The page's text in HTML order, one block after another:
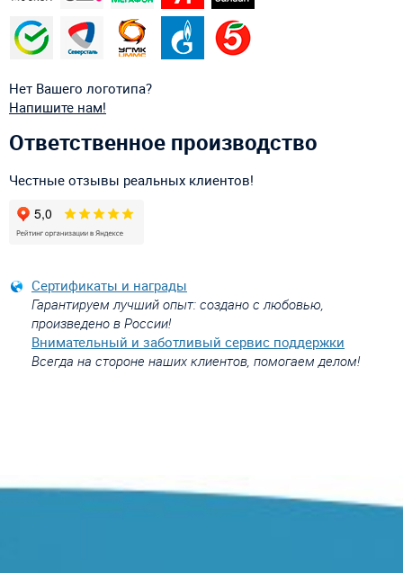
Нет Вашего логотипа?
Напишите нам!
Ответственное производство
Честные отзывы реальных клиентов!
Сертификаты и награды
Гарантируем лучший опыт: создано с любовью,
произведено в России!
Внимательный и заботливый сервис поддержки
Всегда на стороне наших клиентов, помогаем делом!